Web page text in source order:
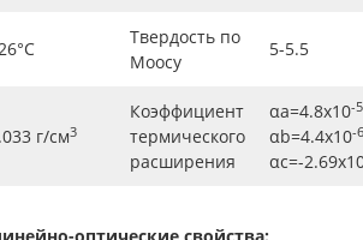
Твердость по
Моосу
5-5.5
г/см3
Коэффициент
термического
расширения
αa=4.8x10-5
αb=4.4x10-6
αc=-